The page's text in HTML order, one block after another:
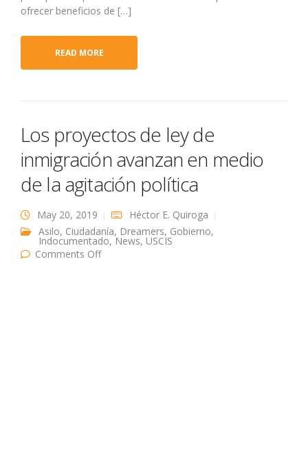
ofrecer beneficios de […]
READ MORE
Los proyectos de ley de
inmigración avanzan en medio
de la agitación política
May 20, 2019
Héctor E. Quiroga
Asilo, Ciudadanía, Dreamers, Gobierno,
Indocumentado,News, USCIS
Comments Offon Los proyectos de ley de inmigración